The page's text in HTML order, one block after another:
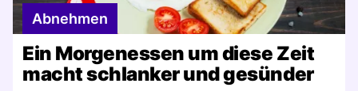
Abnehmen
Ein Morgenessen um diese Zeit
macht schlanker und gesünder